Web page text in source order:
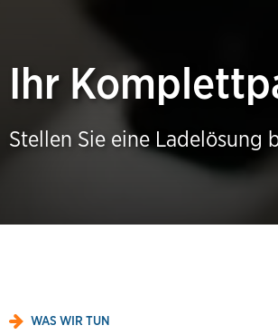
Ihr
Stellen Sie eine Ladelösung
WAS WIR TUN